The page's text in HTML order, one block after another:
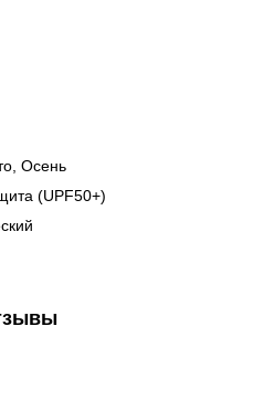
Осень
(UPF50+)